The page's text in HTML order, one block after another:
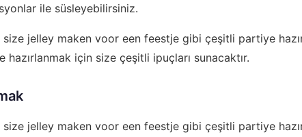
ile süsleyebilirsiniz.
size jelley maken voor een feestje gibi çeşitli partiye
için size çeşitli ipuçları sunacaktır.
size jelley maken voor een feestje gibi çeşitli partiye